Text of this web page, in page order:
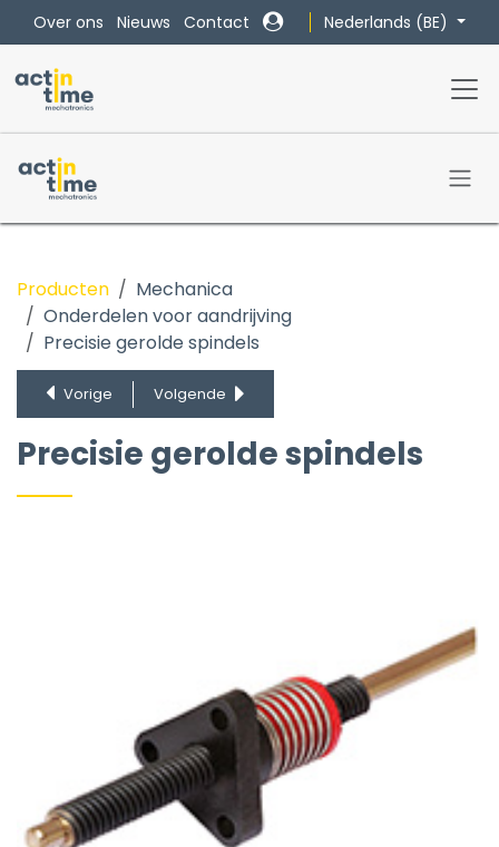
Overslaan naar inhoud
Over ons Nieuws Contact Nederlands (BE)
Kogelomloopspindels
Tandwiel en ketting
Tandriem en poelie
Tandheugel en tandwiel
Producten
Mechanica
Onderdelen voor aandrijving
Precisie gerolde spindels
Vorige Volgende
Precisie gerolde spindels